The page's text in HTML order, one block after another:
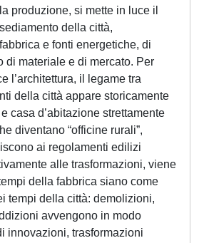
produzione, si mette in luce il
della città,
e fonti energetiche, di
di materiale e di mercato. Per
l’architettura, il legame tra
della città appare storicamente
casa d’abitazione strettamente
diventano “officine rurali”,
ai regolamenti edilizi
alle trasformazioni, viene
della fabbrica siano come
tempi della città: demolizioni,
avvengono in modo
innovazioni, trasformazioni